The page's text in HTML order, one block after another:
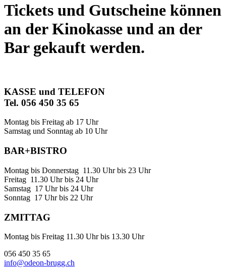
Tickets und Gutscheine können
an der Kinokasse und an der
Bar gekauft werden.
KASSE und TELEFON
Tel. 056 450 35 65
Montag bis Freitag ab 17 Uhr
Samstag und Sonntag ab 10 Uhr
BAR+BISTRO
Montag bis Donnerstag 11.30 Uhr bis 23 Uhr
Freitag 11.30 Uhr bis 24 Uhr
Samstag 17 Uhr bis 24 Uhr
Sonntag 17 Uhr bis 22 Uhr
ZMITTAG
Montag bis Freitag 11.30 Uhr bis 13.30 Uhr
056 450 35 65
info@odeon-brugg.ch